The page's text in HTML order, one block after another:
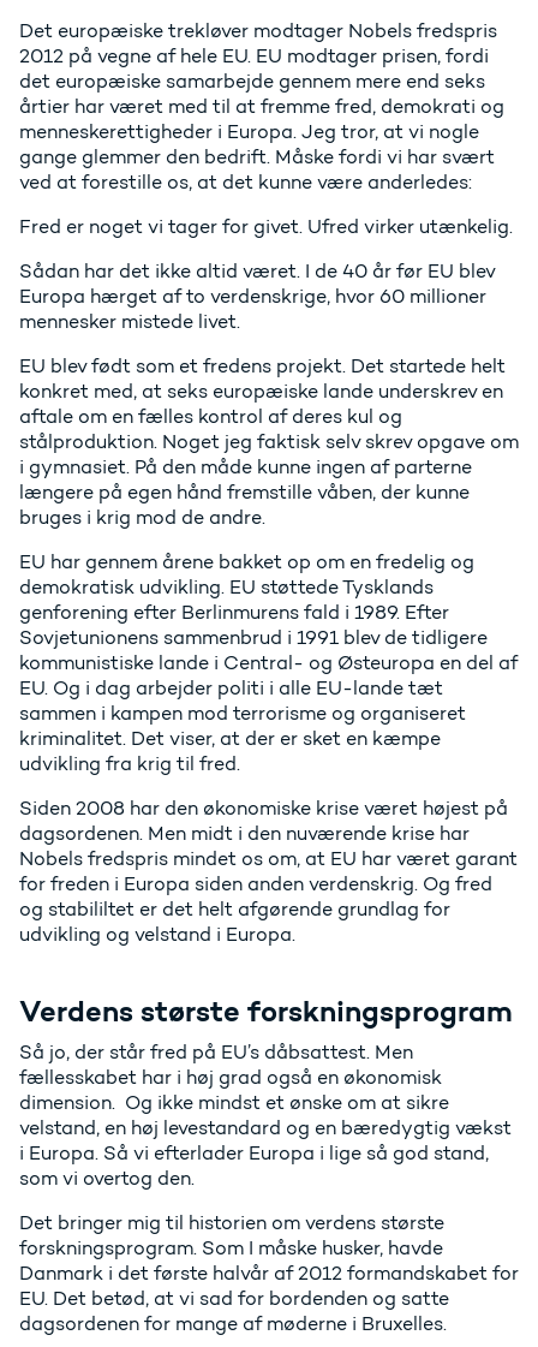
Det europæiske trekløver modtager Nobels fredspris
2012 på vegne af hele EU. EU modtager prisen, fordi
det europæiske samarbejde gennem mere end seks
årtier har været med til at fremme fred, demokrati og
menneskerettigheder i Europa. Jeg tror, at vi nogle
gange glemmer den bedrift. Måske fordi vi har svært
ved at forestille os, at det kunne være anderledes:
Fred er noget vi tager for givet. Ufred virker utænkelig.
Sådan har det ikke altid været. I de 40 år før EU blev
Europa hærget af to verdenskrige, hvor 60 millioner
mennesker mistede livet.
EU blev født som et fredens projekt. Det startede helt
konkret med, at seks europæiske lande underskrev en
aftale om en fælles kontrol af deres kul og
stålproduktion. Noget jeg faktisk selv skrev opgave om
i gymnasiet. På den måde kunne ingen af parterne
længere på egen hånd fremstille våben, der kunne
bruges i krig mod de andre.
EU har gennem årene bakket op om en fredelig og
demokratisk udvikling. EU støttede Tysklands
genforening efter Berlinmurens fald i 1989. Efter
Sovjetunionens sammenbrud i 1991 blev de tidligere
kommunistiske lande i Central- og Østeuropa en del af
EU. Og i dag arbejder politi i alle EU-lande tæt
sammen i kampen mod terrorisme og organiseret
kriminalitet. Det viser, at der er sket en kæmpe
udvikling fra krig til fred.
Siden 2008 har den økonomiske krise været højest på
dagsordenen. Men midt i den nuværende krise har
Nobels fredspris mindet os om, at EU har været garant
for freden i Europa siden anden verdenskrig. Og fred
og stabililtet er det helt afgørende grundlag for
udvikling og velstand i Europa.
Verdens største forskningsprogram
Så jo, der står fred på EU’s dåbsattest. Men
fællesskabet har i høj grad også en økonomisk
dimension. Og ikke mindst et ønske om at sikre
velstand, en høj levestandard og en bæredygtig vækst
i Europa. Så vi efterlader Europa i lige så god stand,
som vi overtog den.
Det bringer mig til historien om verdens største
forskningsprogram. Som I måske husker, havde
Danmark i det første halvår af 2012 formandskabet for
EU. Det betød, at vi sad for bordenden og satte
dagsordenen for mange af møderne i Bruxelles.